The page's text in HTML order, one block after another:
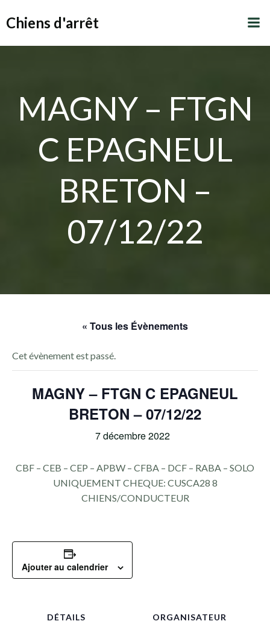
Chiens d'arrêt
MAGNY – FTGN
C EPAGNEUL
BRETON –
07/12/22
« Tous les Évènements
Cet évènement est passé.
MAGNY – FTGN C EPAGNEUL
BRETON – 07/12/22
7 décembre 2022
CBF – CEB – CEP – APBW – CFBA – DCF – RABA – SOLO
UNIQUEMENT CHEQUE: CUSCA28 8
CHIENS/CONDUCTEUR
Ajouter au calendrier
DÉTAILS
ORGANISATEUR